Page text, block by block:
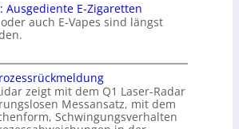
Ausgediente E-Zigaretten
auch E-Vapes sind längst
zeigt mit dem Q1 Laser-Radar
Messansatz, mit dem
Schwingungsverhalten